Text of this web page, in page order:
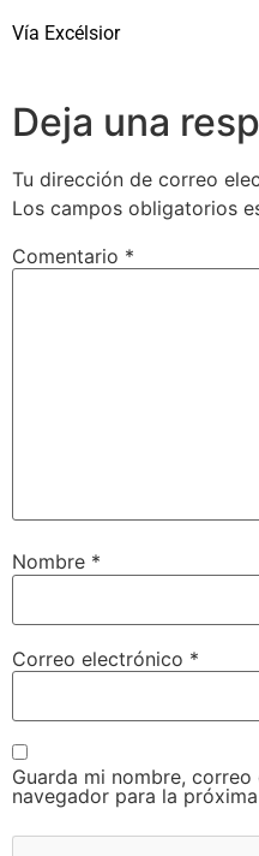
Vía Excélsior
Deja una
Tu dirección de correo
Los campos obligatorios
Comentario *
Nombre *
Correo electrónico *
Guarda mi nombre,
navegador para la